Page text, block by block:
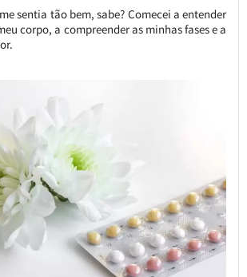
sentia tão bem, sabe? Comecei a entender
corpo, a compreender as minhas fases e a